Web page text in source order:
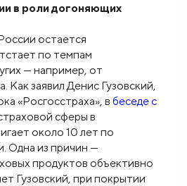
в роли догоняющих
остается
по темпам
— например, от
Как заявил Денис Гузовский,
«Росгосстраха», в беседе с
сферы в
около 10 лет по
Одна из причин —
продуктов объективно
Гузовский, при покрытии